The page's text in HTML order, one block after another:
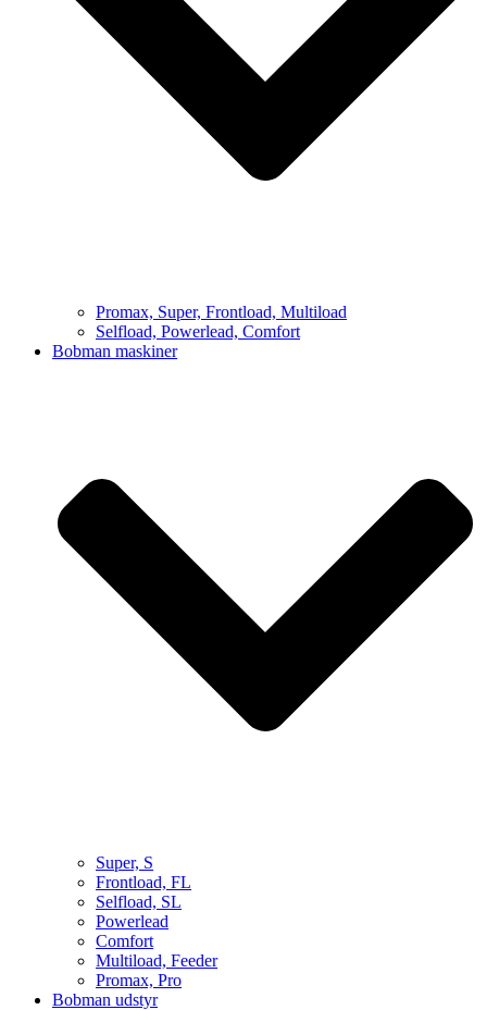
Promax, Super, Frontload, Multiload
Selfload, Powerlead, Comfort
Bobman maskiner
Super, S
Frontload, FL
Selfload, SL
Powerlead
Comfort
Multiload, Feeder
Promax, Pro
Bobman udstyr